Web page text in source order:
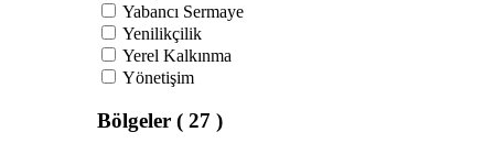
Yabancı Sermaye
Yenilikçilik
Yerel Kalkınma
Yönetişim
Bölgeler ( 27 )